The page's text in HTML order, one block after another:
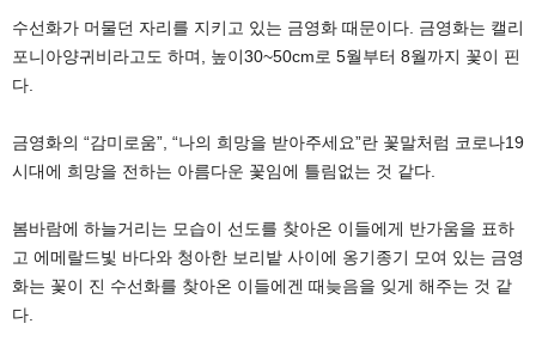
수선화가 머물던 자리를 지키고 있는 금영화 때문이다. 금영화는 캘리
포니아양귀비라고도 하며, 높이30~50cm로 5월부터 8월까지 꽃이 핀
다.
금영화의 “감미로움”, “나의 희망을 받아주세요”란 꽃말처럼 코로나19
시대에 희망을 전하는 아름다운 꽃임에 틀림없는 것 같다.
봄바람에 하늘거리는 모습이 선도를 찾아온 이들에게 반가움을 표하
고 에메랄드빛 바다와 청아한 보리밭 사이에 옹기종기 모여 있는 금영
화는 꽃이 진 수선화를 찾아온 이들에겐 때늦음을 잊게 해주는 것 같
다.